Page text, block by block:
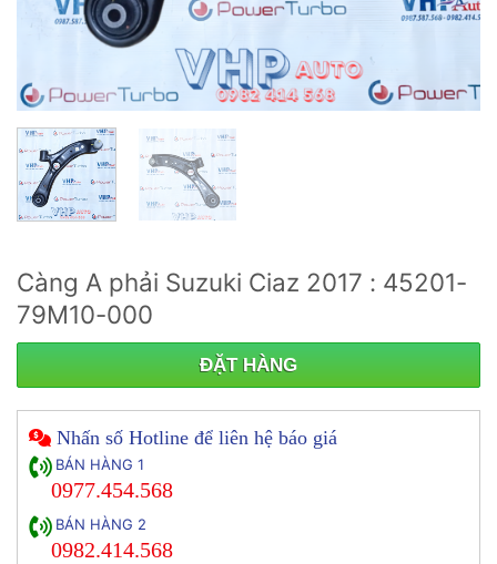
Càng A phải Suzuki Ciaz 2017 : 45201-
79M10-000
ĐẶT HÀNG
Nhấn số Hotline để liên hệ báo giá
BÁN HÀNG 1
0977.454.568
BÁN HÀNG 2
0982.414.568